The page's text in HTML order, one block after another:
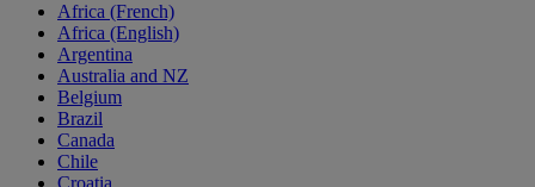
Africa (French)
Africa (English)
Argentina
Australia and NZ
Belgium
Brazil
Canada
Chile